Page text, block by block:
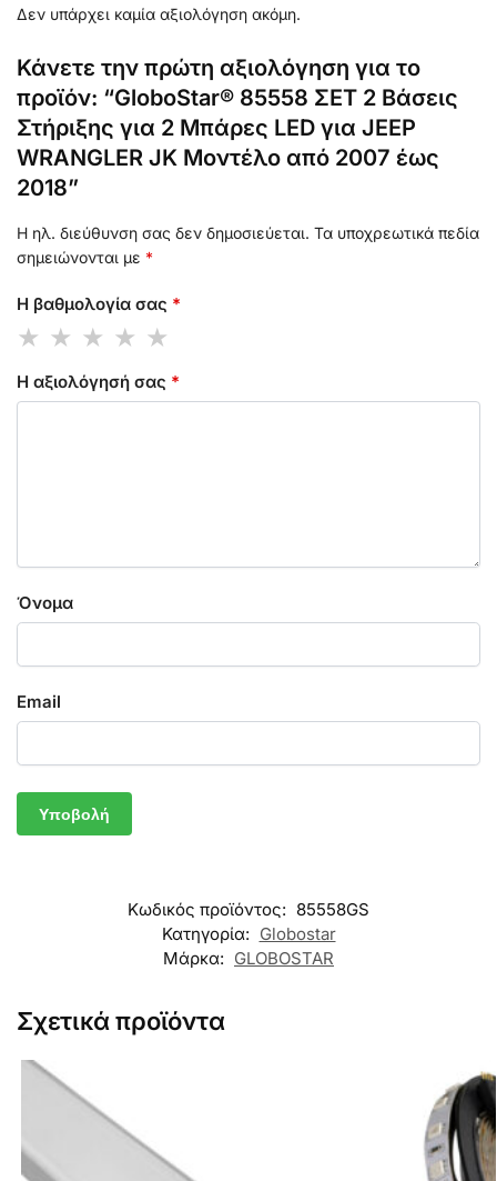
Δεν υπάρχει καμία αξιολόγηση ακόμη.
Κάνετε την πρώτη αξιολόγηση για το
προϊόν: “GloboStar® 85558 ΣΕΤ 2 Βάσεις
Στήριξης για 2 Μπάρες LED για JEEP
WRANGLER JK Μοντέλο από 2007 έως
2018”
Η ηλ. διεύθυνση σας δεν δημοσιεύεται. Τα υποχρεωτικά πεδία
σημειώνονται με *
Η βαθμολογία σας *
Η αξιολόγησή σας *
Όνομα
Email
Κωδικός προϊόντος: 85558GS
Κατηγορία: Globostar
Μάρκα: GLOBOSTAR
Σχετικά προϊόντα